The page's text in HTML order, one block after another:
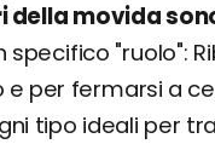
della movida
specifico "ruolo":
per fermarsi a
tipo ideali per